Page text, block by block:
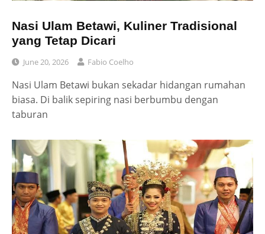
Nasi Ulam Betawi, Kuliner Tradisional
yang Tetap Dicari
June 20, 2026 Fabio Coelho
Nasi Ulam Betawi bukan sekadar hidangan rumahan
biasa. Di balik sepiring nasi berbumbu dengan
taburan